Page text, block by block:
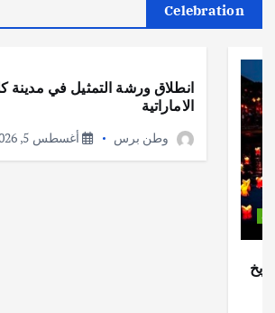
Celebration
انطلاق ورشة التمثيل في مدينة
الاماراتية
وطن برس أغسطس 5, 2026